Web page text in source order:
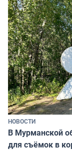
НОВОСТИ
В Мурманской
для съёмок в